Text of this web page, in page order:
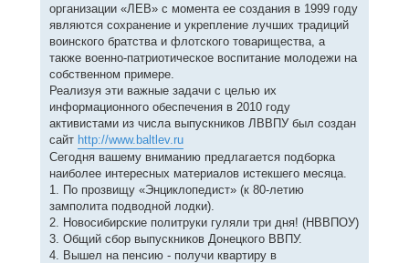
и
е
организации «ЛЕВ» с момента ее создания в 1999 году
являются сохранение и укрепление лучших традиций
воинского братства и флотского товарищества, а
также военно-патриотическое воспитание молодежи на
собственном примере.
Реализуя эти важные задачи с целью их
информационного обеспечения в 2010 году
активистами из числа выпускников ЛВВПУ был создан
сайт http://www.baltlev.ru
Сегодня вашему вниманию предлагается подборка
наиболее интересных материалов истекшего месяца.
1. По прозвищу «Энциклопедист» (к 80-летию
замполита подводной лодки).
2. Новосибирские политруки гуляли три дня! (НВВПОУ)
3. Общий сбор выпускников Донецкого ВВПУ.
4. Вышел на пенсию - получи квартиру в